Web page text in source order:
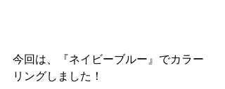
今回は、『ネイビーブルー』でカラー
リングしました！